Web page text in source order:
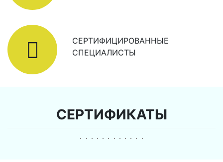
СЕРТИФИЦИРОВАННЫЕ
СПЕЦИАЛИСТЫ
СЕРТИФИКАТЫ